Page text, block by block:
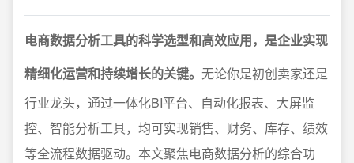
电商数据分析工具的科学选型和高效应用，是企业实现
精细化运营和持续增长的关键。 无论你是初创卖家还是
行业龙头，通过一体化BI平台、自动化报表、大屏监
控、智能分析工具，均可实现销售、财务、库存、绩效
等全流程数据驱动。本文聚焦电商数据分析的综合功